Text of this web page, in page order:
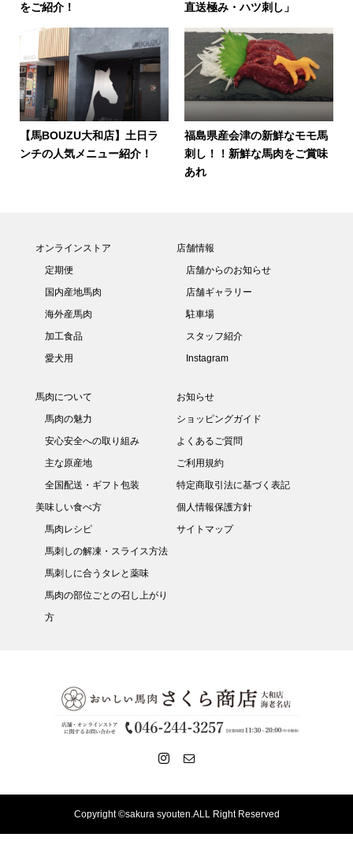
をご紹介！
直送極み・ハツ刺し」
【馬BOUZU大和店】土日ラ
ンチの人気メニュー紹介！
福島県産会津の新鮮なモモ馬
刺し！！新鮮な馬肉をご賞味
あれ
オンラインストア
定期便
国内産地馬肉
海外産馬肉
加工食品
愛犬用
店舗情報
店舗からのお知らせ
店舗ギャラリー
駐車場
スタッフ紹介
Instagram
馬肉について
馬肉の魅力
安心安全への取り組み
主な原産地
全国配送・ギフト包装
美味しい食べ方
馬肉レシピ
馬刺しの解凍・スライス方法
馬刺しに合うタレと薬味
馬肉の部位ごとの召し上がり
方
お知らせ
ショッピングガイド
よくあるご質問
ご利用規約
特定商取引法に基づく表記
個人情報保護方針
サイトマップ
Copyright ©sakura syouten.ALL Right Reserved